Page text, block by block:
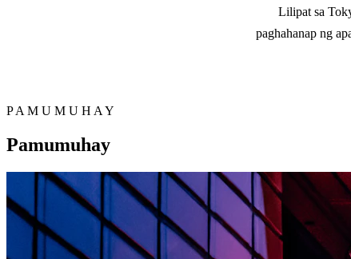
Lilipat sa
paghahanap ng
P A M U M U H A Y
Pamumuhay